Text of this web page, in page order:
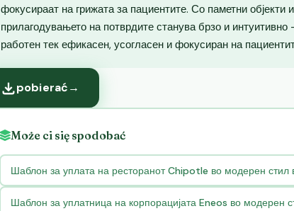
фокусираат на грижата за пациентите. Со паметни објекти
прилагодувањето на потврдите станува брзо и
работен тек ефикасен, усогласен и фокусиран на
pobierać→
Może ci się spodobać
Шаблон за уплата на ресторанот Chipotle во модерен стил
Шаблон за уплатница на корпорацијата Eneos во модерен